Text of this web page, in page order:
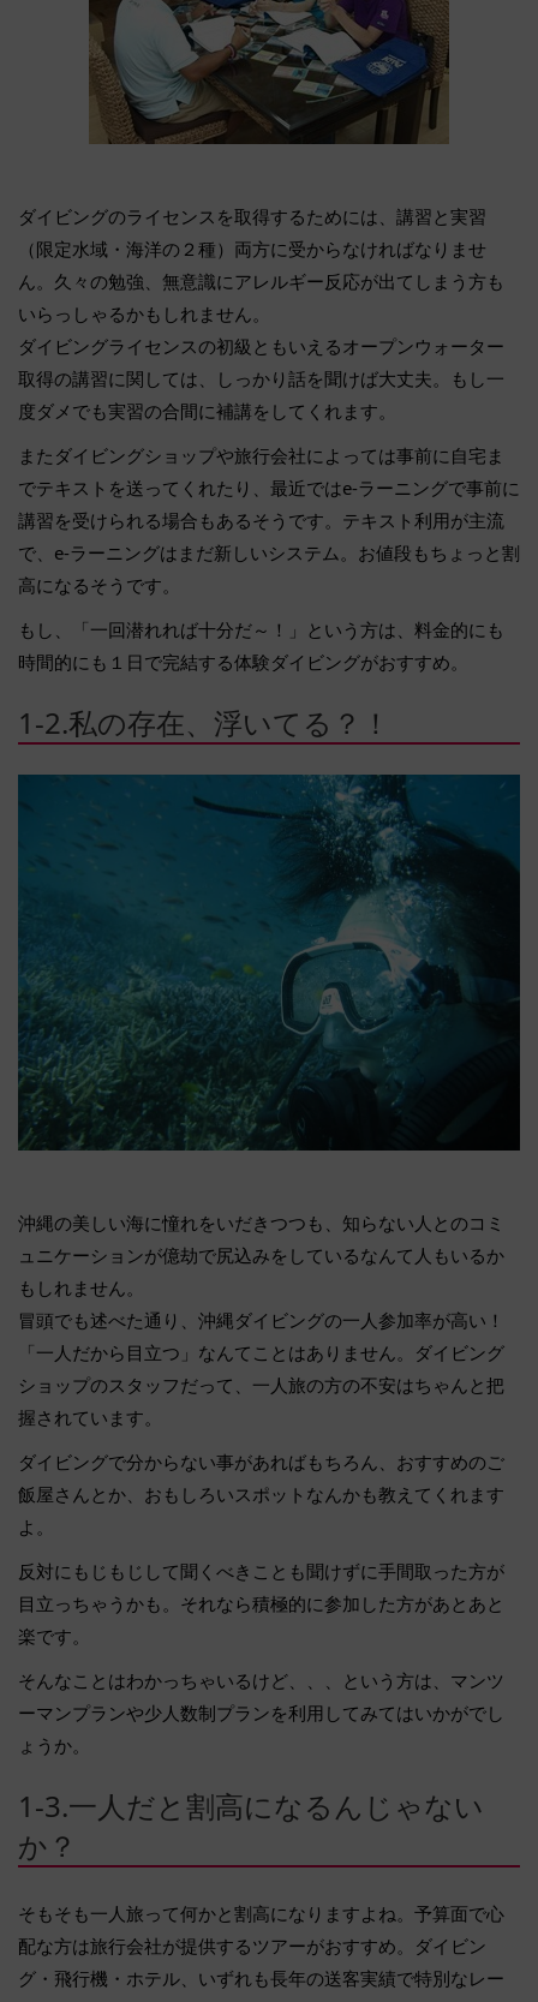
ダイビングのライセンスを取得するためには、講習と実習
（限定水域・海洋の２種）両方に受からなければなりませ
ん。久々の勉強、無意識にアレルギー反応が出てしまう方も
いらっしゃるかもしれません。
ダイビングライセンスの初級ともいえるオープンウォーター
取得の講習に関しては、しっかり話を聞けば大丈夫。もし一
度ダメでも実習の合間に補講をしてくれます。
またダイビングショップや旅行会社によっては事前に自宅ま
でテキストを送ってくれたり、最近ではe-ラーニングで事前に
講習を受けられる場合もあるそうです。テキスト利用が主流
で、e-ラーニングはまだ新しいシステム。お値段もちょっと割
高になるそうです。
もし、「一回潜れれば十分だ～！」という方は、料金的にも
時間的にも１日で完結する体験ダイビングがおすすめ。
1-2.私の存在、浮いてる？！
沖縄の美しい海に憧れをいだきつつも、知らない人とのコミ
ュニケーションが億劫で尻込みをしているなんて人もいるか
もしれません。
冒頭でも述べた通り、沖縄ダイビングの一人参加率が高い！
「一人だから目立つ」なんてことはありません。ダイビング
ショップのスタッフだって、一人旅の方の不安はちゃんと把
握されています。
ダイビングで分からない事があればもちろん、おすすめのご
飯屋さんとか、おもしろいスポットなんかも教えてくれます
よ。
反対にもじもじして聞くべきことも聞けずに手間取った方が
目立っちゃうかも。それなら積極的に参加した方があとあと
楽です。
そんなことはわかっちゃいるけど、、、という方は、マンツ
ーマンプランや少人数制プランを利用してみてはいかがでし
ょうか。
1-3.一人だと割高になるんじゃない
か？
そもそも一人旅って何かと割高になりますよね。予算面で心
配な方は旅行会社が提供するツアーがおすすめ。ダイビン
グ・飛行機・ホテル、いずれも長年の送客実績で特別なレー